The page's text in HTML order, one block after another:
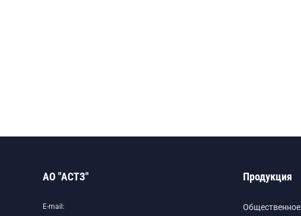
АО "АСТЗ"
E-mail:
Продукция
Общественное